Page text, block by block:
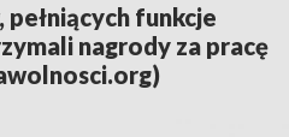
funkcje
nagrody za pracę